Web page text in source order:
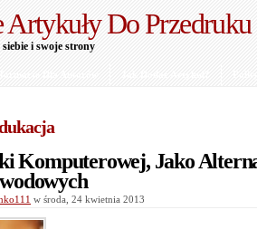
Do Przedruku
i swoje strony
Komputerowej, Jako
w środa, 24 kwietnia 2013